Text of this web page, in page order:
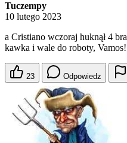
Tuczempy
10 lutego 2023
a Cristiano wczoraj huknął 4
kawka i wale do roboty, Vamos!
23 Odpowiedz